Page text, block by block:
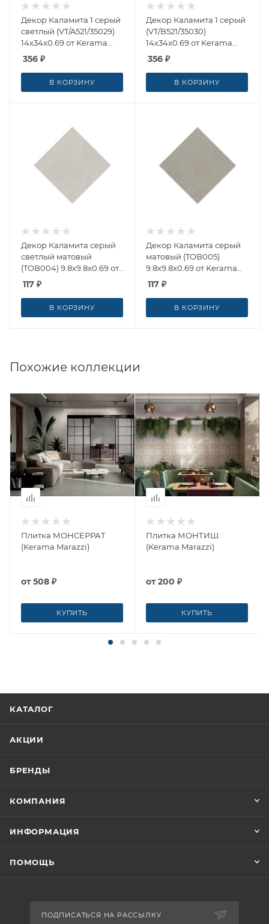
Декор Каламита 1 серый
светлый (VT/A521/35029)
14x34x0.69 от Kerama
Marazzi (Россия)
356 ₽
В КОРЗИНУ
Декор Каламита 1 серый
(VT/B521/35030)
14x34x0.69 от Kerama
Marazzi (Россия)
356 ₽
В КОРЗИНУ
Декор Каламита серый
светлый матовый
(TOB004) 9.8x9.8x0.69 от
Kerama Marazzi (Россия)
117 ₽
В КОРЗИНУ
Декор Каламита серый
матовый (TOB005)
9.8x9.8x0.69 от Kerama
Marazzi (Россия)
117 ₽
В КОРЗИНУ
Похожие коллекции
Плитка МОНСЕРРАТ
(Kerama Marazzi)
от508 ₽
КУПИТЬ
Плитка МОНТИШ
(Kerama Marazzi)
от200 ₽
КУПИТЬ
КАТАЛОГ
АКЦИИ
БРЕНДЫ
КОМПАНИЯ
ИНФОРМАЦИЯ
ПОМОЩЬ
ПОДПИСАТЬСЯ НА РАССЫЛКУ